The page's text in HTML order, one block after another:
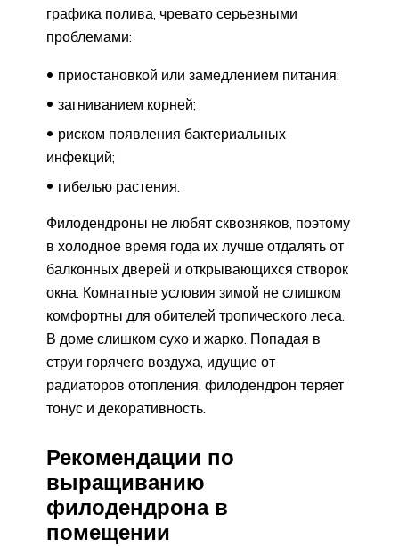
графика полива, чревато серьезными
проблемами:
приостановкой или замедлением питания;
загниванием корней;
риском появления бактериальных
инфекций;
гибелью растения.
Филодендроны не любят сквозняков, поэтому
в холодное время года их лучше отдалять от
балконных дверей и открывающихся створок
окна. Комнатные условия зимой не слишком
комфортны для обителей тропического леса.
В доме слишком сухо и жарко. Попадая в
струи горячего воздуха, идущие от
радиаторов отопления, филодендрон теряет
тонус и декоративность.
Рекомендации по
выращиванию
филодендрона в
помещении